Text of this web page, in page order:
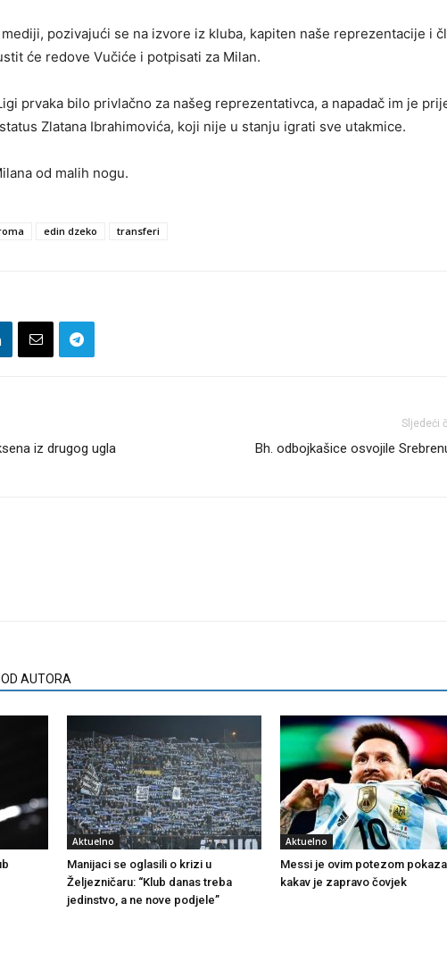
pozivajući se na izvore iz kluba, kapiten naše reprezentacije i
će redove Vučiće i potpisati za Milan.
prvaka bilo privlačno za našeg reprezentativca, a napadač im je
Zlatana Ibrahimovića, koji nije u stanju igrati sve utakmice.
od malih nogu.
edin dzeko transferi
iz drugog ugla
Sljedeći
Bh. odbojkašice osvojile
OD AUTORA
Aktuelno
Manijaci se oglasili o krizi u
Željezničaru: “Klub danas treba
jedinstvo, a ne nove podjele”
Aktuelno
Messi je ovim potezom
kakav je zapravo čovjek